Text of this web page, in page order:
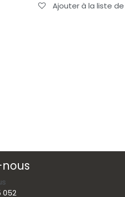
Ajouter à la liste
052